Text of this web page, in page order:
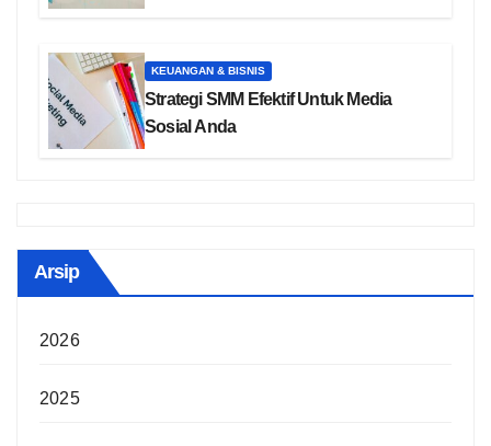
KEUANGAN & BISNIS
Strategi SMM Efektif Untuk Media
Sosial Anda
Arsip
2026
2025